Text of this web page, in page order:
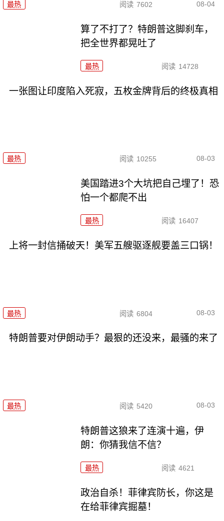
最热 阅读 7602 08-04
算了不打了？特朗普这脚刹车，
把全世界都晃吐了
最热 阅读 14728
一张图让印度陷入死寂，五枚金牌背后的终极真相
最热 阅读 10255 08-03
美国踏进3个大坑把自己埋了！恐
怕一个都爬不出
最热 阅读 16407
上将一封信捅破天！美军五艘驱逐舰要盖三口锅！
最热 阅读 6804 08-03
特朗普要对伊朗动手？最狠的还没来，最骚的来了
最热 阅读 5420 08-03
特朗普这狼来了连演十遍，伊
朗：你猜我信不信？
最热 阅读 4621
政治自杀！菲律宾防长，你这是
在给菲律宾掘墓！